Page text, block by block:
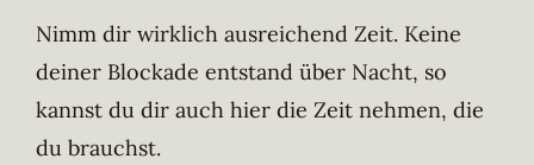
Nimm dir wirklich ausreichend Zeit. Keine
deiner Blockade entstand über Nacht, so
kannst du dir auch hier die Zeit nehmen, die
du brauchst.